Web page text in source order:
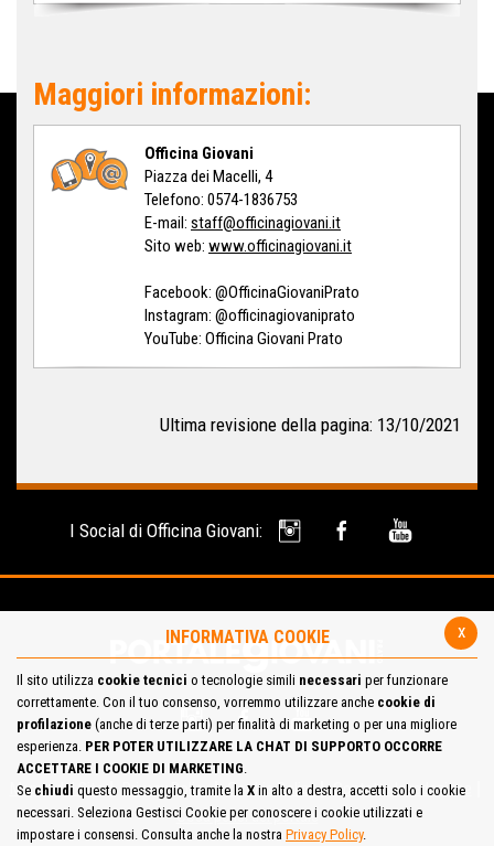
Maggiori informazioni:
Officina Giovani
Piazza dei Macelli, 4
Telefono: 0574-1836753
E-mail: staff@officinagiovani.it
Sito web: www.officinagiovani.it
Facebook: @OfficinaGiovaniPrato
Instagram: @officinagiovaniprato
YouTube: Officina Giovani Prato
Ultima revisione della pagina: 13/10/2021
I Social di Officina Giovani:
Mappa del Sito Privacy Policy Cookie Policy
Contatta la redazione
Cosa pensi del portale
x
INFORMATIVA COOKIE
Il sito utilizza cookie tecnici o tecnologie simili necessari per funzionare
correttamente. Con il tuo consenso, vorremmo utilizzare anche cookie di
profilazione (anche di terze parti) per finalità di marketing o per una migliore
esperienza. PER POTER UTILIZZARE LA CHAT DI SUPPORTO OCCORRE
ACCETTARE I COOKIE DI MARKETING.
Se chiudi questo messaggio, tramite la X in alto a destra, accetti solo i cookie
necessari. Seleziona Gestisci Cookie per conoscere i cookie utilizzati e
impostare i consensi. Consulta anche la nostra Privacy Policy.